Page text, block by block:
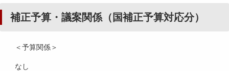
補正予算・議案関係（国補正予算対応分）
＜予算関係＞
なし